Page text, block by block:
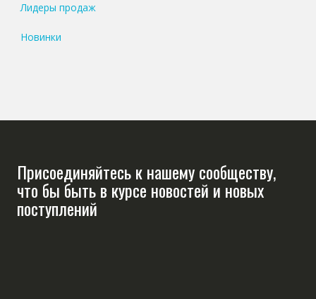
Лидеры продаж
Новинки
Присоединяйтесь к нашему сообществу,
что бы быть в курсе новостей и новых
поступлений